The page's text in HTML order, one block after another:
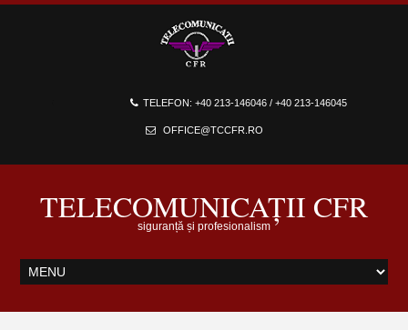
TELEFON: +40 213-146046 / +40 213-146045
OFFICE@TCCFR.RO
TELECOMUNICAȚII CFR
siguranță și profesionalism